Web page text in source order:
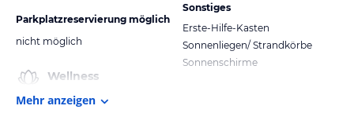
Parkplatzreservierung möglich
nicht möglich
Wellness
Sonstiges
Erste-Hilfe-Kasten
Sonnenliegen/ Strandkörbe
Sonnenschirme
Mehr anzeigen